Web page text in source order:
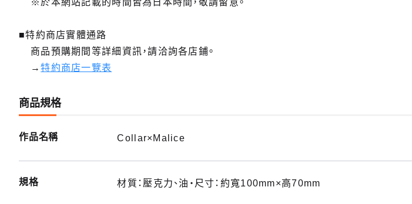
■特約商店實體通路
商品預購期間等詳細資訊，請洽詢各店鋪。
→特約商店一覽表
商品規格
作品名稱 Collar×Malice
規格 材質：壓克力、油・尺寸：約寬100mm×高70mm